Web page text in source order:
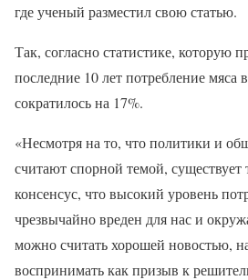
где ученый разместил свою статью.
Так, согласно статистике, которую
последние 10 лет потребление мяса
сократилось на 17%.
«Несмотря на то, что политики и
считают спорной темой,
консенсус, что высокий уровень
чрезвычайно вреден для нас и
можно считать хорошей новостью,
воспринимать как призыв к